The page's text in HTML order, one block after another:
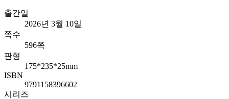
출간일
2026년 3월 10일
쪽수
596쪽
판형
175*235*25mm
ISBN
9791158396602
시리즈